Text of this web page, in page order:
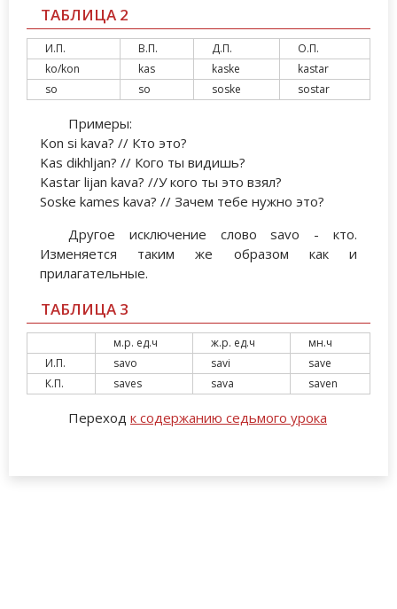
ТАБЛИЦА 2
И.П. В.П. Д.П.
О.П.
ko/kon
kas kaske
kastar
so
so soske sostar
Примеры:
Kon si kava? // Кто это?
Kas dikhljan? // Кого ты видишь?
Kastar lijan kava? //У кого ты это взял?
Soske kames kava? // Зачем тебе нужно это?
Другое исключение слово savo - кто.
Изменяется таким же образом как и
прилагательные.
ТАБЛИЦА 3
м.р. ед.ч ж.р. ед.ч
мн.ч
И.П.
savo savi
save
К.П.
saves sava saven
Переход к содержанию седьмого урока